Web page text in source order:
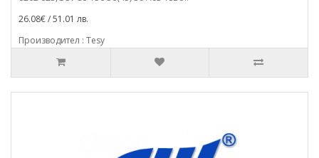
26.08€ / 51.01 лв.
Производител : Tesy